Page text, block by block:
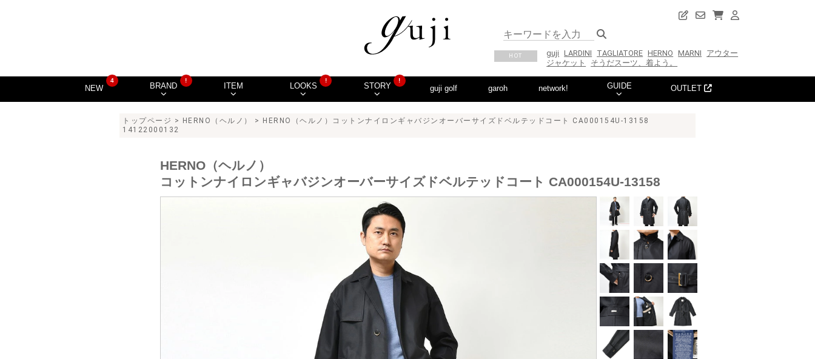
HOT guji LARDINI TAGLIATORE HERNO MARNI
アウター
ジャケット
そうだスーツ、着よう。
NEW
4
BRAND
!
ITEM LOOKS
!
STORY
!
guji golf garoh network! GUIDE OUTLET
トップページ > HERNO（ヘルノ）
> HERNO（ヘルノ）コットンナイロンギャバジンオーバーサイズドベルテッドコート CA000154U-13158
14122000132